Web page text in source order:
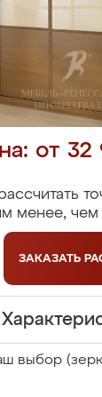
от
менее, чем
ЗАКАЗАТЬ
выбор